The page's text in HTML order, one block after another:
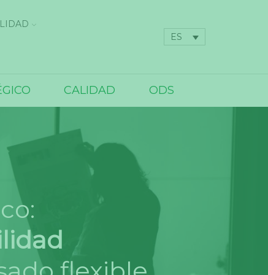
ES
CALIDAD ODS